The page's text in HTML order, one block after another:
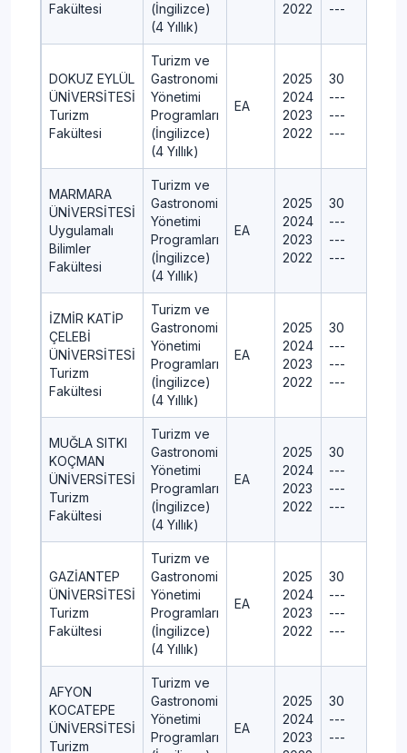
Fakültesi
(İngilizce)
(4 Yıllık)
2022
---
DOKUZ EYLÜL
ÜNİVERSİTESİ
Turizm
Fakültesi
Turizm ve
Gastronomi
Yönetimi
Programları
(İngilizce)
(4 Yıllık)
EA
2025
2024
2023
2022
30
---
---
---
MARMARA
ÜNİVERSİTESİ
Uygulamalı
Bilimler
Fakültesi
Turizm ve
Gastronomi
Yönetimi
Programları
(İngilizce)
(4 Yıllık)
EA
2025
2024
2023
2022
30
---
---
---
İZMİR KATİP
ÇELEBİ
ÜNİVERSİTESİ
Turizm
Fakültesi
Turizm ve
Gastronomi
Yönetimi
Programları
(İngilizce)
(4 Yıllık)
EA
2025
2024
2023
2022
30
---
---
---
MUĞLA SITKI
KOÇMAN
ÜNİVERSİTESİ
Turizm
Fakültesi
Turizm ve
Gastronomi
Yönetimi
Programları
(İngilizce)
(4 Yıllık)
EA
2025
2024
2023
2022
30
---
---
---
GAZİANTEP
ÜNİVERSİTESİ
Turizm
Fakültesi
Turizm ve
Gastronomi
Yönetimi
Programları
(İngilizce)
(4 Yıllık)
EA
2025
2024
2023
2022
30
---
---
---
AFYON
KOCATEPE
ÜNİVERSİTESİ
Turizm
Turizm ve
Gastronomi
Yönetimi
Programları
EA
2025
2024
2023
30
---
---